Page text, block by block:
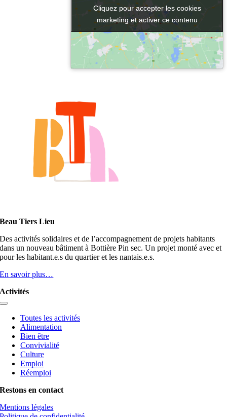
Cliquez pour accepter les cookies
marketing et activer ce contenu
Cliquez pour accepter les cookies
marketing et activer ce contenu
Beau Tiers Lieu
Des activités solidaires et de l’accompagnement de projets habitants
dans un nouveau bâtiment à Bottière Pin sec. Un projet monté avec et
pour les habitant.e.s du quartier et les nantais.e.s.
En savoir plus…
Activités
Toggle
NavigationToutes les activités
Alimentation
Bien être
Convivialité
Culture
Emploi
Réemploi
Restons en contact
Mentions légales